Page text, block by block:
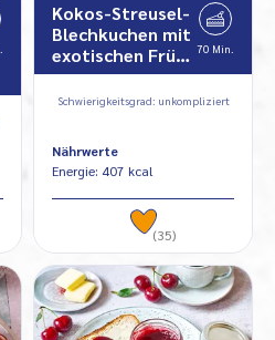
Kokos-Streusel-
Blechkuchen mit
exotischen Frü… 70 Min.
Schwierigkeitsgrad: unkompliziert
Nährwerte
Energie: 407 kcal
(35)